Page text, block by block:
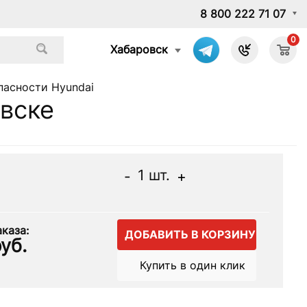
8 800 222 71 07
Хабаровск
0
Hyundai
- 1 шт. +
ДОБАВИТЬ В КОРЗИНУ
Купить в один клик